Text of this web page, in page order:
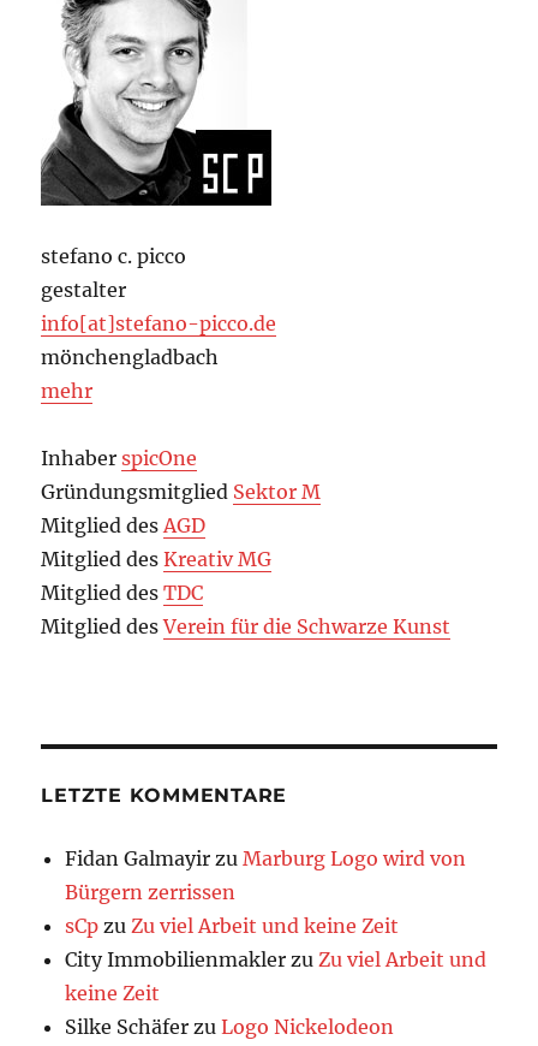
stefano c. picco
gestalter
info[at]stefano-picco.de
mönchengladbach
mehr
InhaberspicOne
Gründungsmitglied Sektor M
Mitglied desAGD
Mitglied desKreativ MG
Mitglied desTDC
Mitglied desVerein für die Schwarze Kunst
LETZTE KOMMENTARE
Fidan Galmayir zuMarburg Logo wird von
Bürgern zerrissen
sCp zuZu viel Arbeit und keine Zeit
City Immobilienmakler zuZu viel Arbeit und
keine Zeit
Silke Schäfer zuLogo Nickelodeon